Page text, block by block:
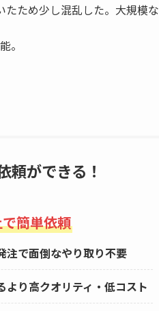
ため少し混乱した。大規模な
。
頼ができる！
簡単依頼
注で面倒なやり取り不要
より高クオリティ・低コスト